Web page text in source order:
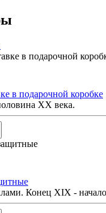
в подарочной коробке
ХХ века.
Конец XIX -